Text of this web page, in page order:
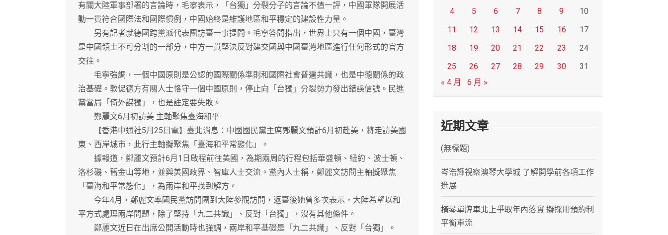
有關大陸軍事部署的言論時，毛寧表示，「台獨」分裂分子的言論不值一評，中國軍隊開展活
動一貫符合國際法和國際慣例，中國始終是維護地區和平穩定的建設性力量。
另有記者就德國跨黨派代表團訪臺一事提問。毛寧答問指出，世界上只有一個中國，臺灣
是中國領土不可分割的一部分，中方一貫堅決反對建交國與中國臺灣地區進行任何形式的官方
交往。
毛寧強調，一個中國原則是公認的國際關係準則和國際社會普遍共識，也是中德關係的政
治基礎。敦促德方有關人士恪守一個中國原則，停止向「台獨」分裂勢力發出錯誤信號。民進
黨當局「倚外謀獨」，也是註定要失敗。
鄭麗文6月初訪美 主軸聚焦臺海和平
【香港中通社5月25日電】臺北消息：中國國民黨主席鄭麗文預計6月初赴美，將走訪美國
東、西岸城市，此行主軸擬聚焦「臺海和平常態化」。
據報道，鄭麗文預計6月1日啟程前往美國，為期兩周的行程包括華盛頓、紐約、波士頓、
洛杉磯、舊金山等地，並與美國政界、智庫人士交流。黨內人士稱，鄭麗文訪問主軸擬聚焦
「臺海和平常態化」，為兩岸和平找到解方。
今年4月，鄭麗文率國民黨訪問團到大陸參觀訪問，返臺後她曾多次表示，大陸希望以和
平方式處理兩岸問題，除了堅持「九二共識」、反對「台獨」，沒有其他條件。
鄭麗文近日在出席公開活動時也強調，兩岸和平基礎是「九二共識」、反對「台獨」。
4
5 6 7 8 9
10
11
12 13 14 15 16
17
18
19 20 21 22 23
24
25
26 27 28 29 30
31
« 4 月
6 月 »
近期文章
(無標題)
岑浩輝視察澳琴大學城 了解開學前各項工作
進展
橫琴單牌車北上爭取年內落實 擬採用預約制
平衡車流